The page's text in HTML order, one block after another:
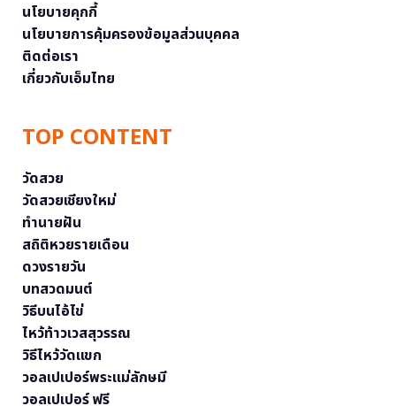
นโยบายคุกกี้
นโยบายการคุ้มครองข้อมูลส่วนบุคคล
ติดต่อเรา
เกี่ยวกับเอ็มไทย
TOP CONTENT
วัดสวย
วัดสวยเชียงใหม่
ทำนายฝัน
สถิติหวยรายเดือน
ดวงรายวัน
บทสวดมนต์
วิธีบนไอ้ไข่
ไหว้ท้าวเวสสุวรรณ
วิธีไหว้วัดแขก
วอลเปเปอร์พระแม่ลักษมี
วอลเปเปอร์ ฟรี